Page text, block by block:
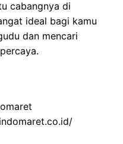
cabangnya di
ideal bagi kamu
dan mencari